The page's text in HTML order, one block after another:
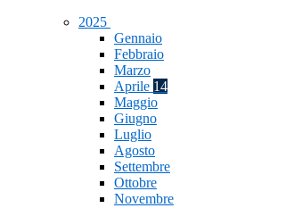
2025
Gennaio
Febbraio
Marzo
Aprile 14
Maggio
Giugno
Luglio
Agosto
Settembre
Ottobre
Novembre